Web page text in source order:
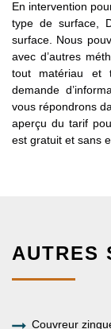
En intervention
type de surface,
surface. Nous
avec d’autres
tout matériau et
demande
vous répondrons
aperçu du tarif
est gratuit et sans
AUTRES
Couvreur